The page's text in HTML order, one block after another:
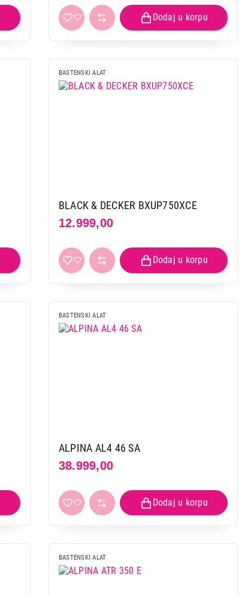
BASTENSKI ALAT
BLACK & DECKER BXUP750XCE
12.999,00
BASTENSKI ALAT
ALPINA AL4 46 SA
38.999,00
BASTENSKI ALAT